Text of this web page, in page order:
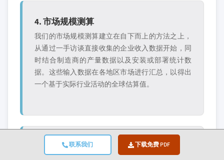
联系我们 下载免费 PDF
4. 市场规模测算
我们的市场规模测算建立在自下而上的方法之上，
从通过一手访谈直接收集的企业收入数据开始，同
时结合制造商的产量数据以及安装或部署统计数
据。这些输入数据在各地区市场进行汇总，以得出
一个基于实际行业活动的全球估算值。
5. 预测模型与关键假设